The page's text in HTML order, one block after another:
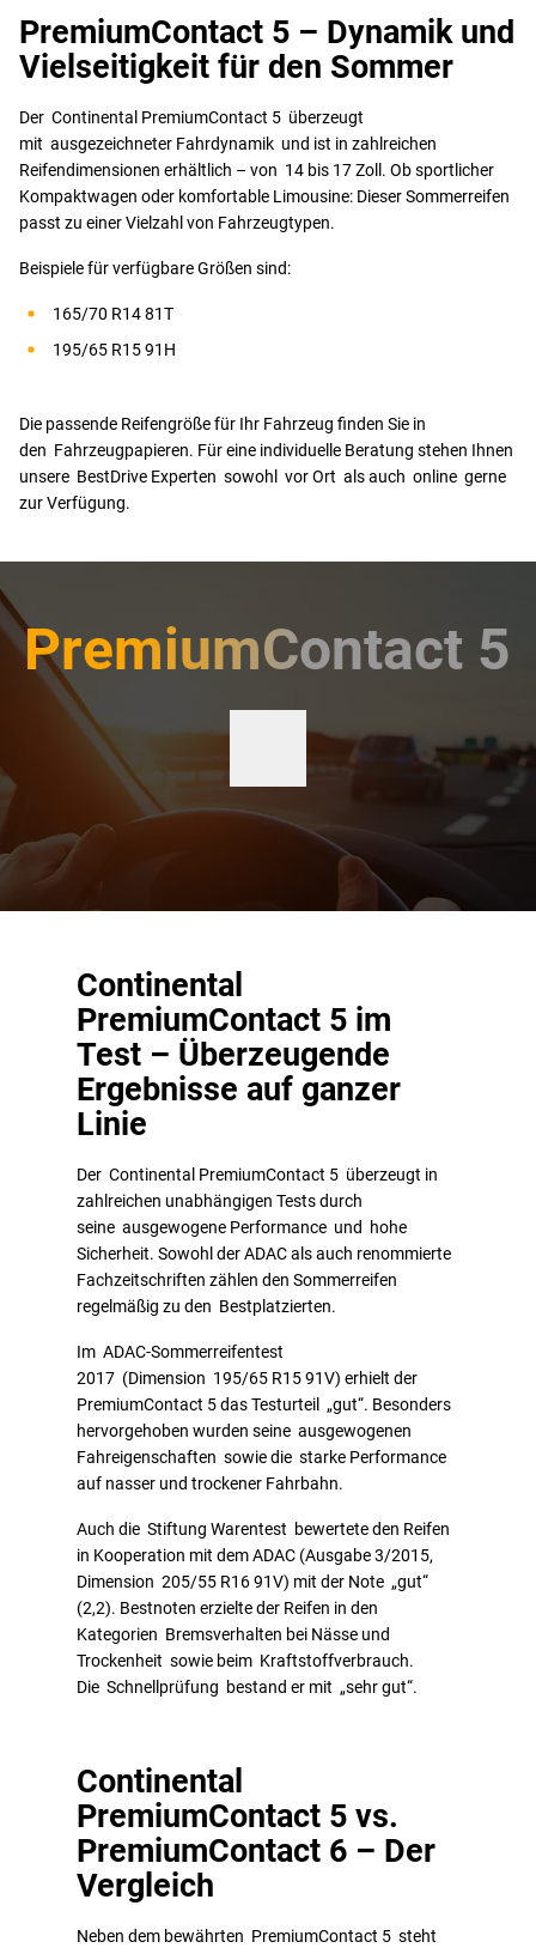
PremiumContact 5 – Dynamik und
Vielseitigkeit für den Sommer
Der Continental PremiumContact 5 überzeugt
mit ausgezeichneter Fahrdynamik und ist in zahlreichen
Reifendimensionen erhältlich – von 14 bis 17 Zoll. Ob sportlicher
Kompaktwagen oder komfortable Limousine: Dieser Sommerreifen
passt zu einer Vielzahl von Fahrzeugtypen.
Beispiele für verfügbare Größen sind:
165/70 R14 81T
195/65 R15 91H
Die passende Reifengröße für Ihr Fahrzeug finden Sie in
den Fahrzeugpapieren. Für eine individuelle Beratung stehen Ihnen
unsere BestDrive Experten sowohl vor Ort als auch online gerne
zur Verfügung.
PremiumContact 5
Continental
PremiumContact 5 im
Test – Überzeugende
Ergebnisse auf ganzer
Linie
Der Continental PremiumContact 5 überzeugt in
zahlreichen unabhängigen Tests durch
seine ausgewogene Performance und hohe
Sicherheit. Sowohl der ADAC als auch renommierte
Fachzeitschriften zählen den Sommerreifen
regelmäßig zu den Bestplatzierten.
Im ADAC-Sommerreifentest
2017 (Dimension 195/65 R15 91V) erhielt der
PremiumContact 5 das Testurteil „gut“. Besonders
hervorgehoben wurden seine ausgewogenen
Fahreigenschaften sowie die starke Performance
auf nasser und trockener Fahrbahn.
Auch die Stiftung Warentest bewertete den Reifen
in Kooperation mit dem ADAC (Ausgabe 3/2015,
Dimension 205/55 R16 91V) mit der Note „gut“
(2,2). Bestnoten erzielte der Reifen in den
Kategorien Bremsverhalten bei Nässe und
Trockenheit sowie beim Kraftstoffverbrauch.
Die Schnellprüfung bestand er mit „sehr gut“.
Continental
PremiumContact 5 vs.
PremiumContact 6 – Der
Vergleich
Neben dem bewährten PremiumContact 5 steht